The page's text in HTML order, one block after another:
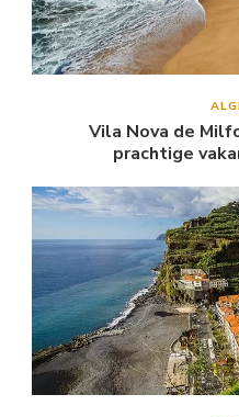
Vila Nova de
prachtige